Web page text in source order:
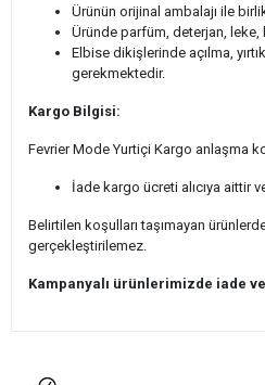
Ürünün orijinal ambalajı ile
Üründe parfüm, deterjan, leke,
Elbise dikişlerinde açılma,
gerekmektedir.
Kargo Bilgisi:
Fevrier Mode Yurtiçi Kargo anlaşma
İade kargo ücreti alıcıya aittir
Belirtilen koşulları taşımayan
gerçekleştirilemez.
Kampanyalı ürünlerimizde iade